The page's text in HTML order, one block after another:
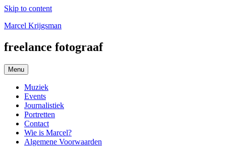
Skip to content
Marcel Krijgsman
freelance fotograaf
Menu
Muziek
Events
Journalistiek
Portretten
Contact
Wie is Marcel?
Algemene Voorwaarden